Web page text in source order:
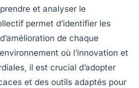
et analyser le
permet d’identifier les
de chaque
où l’innovation et
il est crucial d’adopter
et des outils adaptés pour